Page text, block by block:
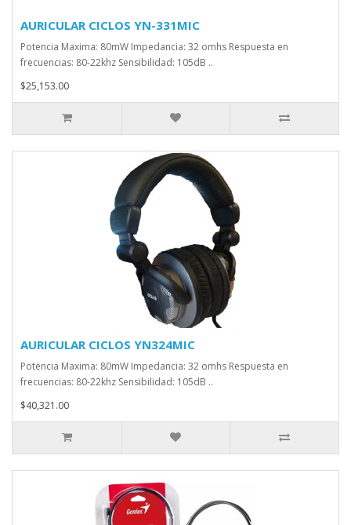
AURICULAR CICLOS YN-331MIC
Potencia Maxima: 80mW Impedancia: 32 omhs Respuesta en
frecuencias: 80-22khz Sensibilidad: 105dB ..
$25,153.00
AURICULAR CICLOS YN324MIC
Potencia Maxima: 80mW Impedancia: 32 omhs Respuesta en
frecuencias: 80-22khz Sensibilidad: 105dB ..
$40,321.00